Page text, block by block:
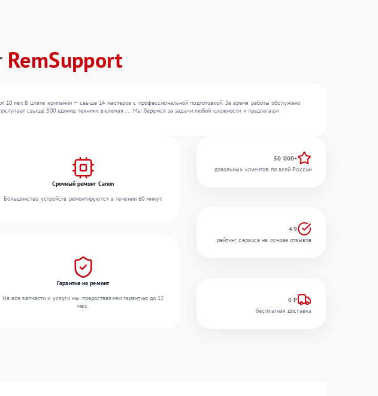
RemSupport
лет. В штате компании — свыше 14 мастеров с профессиональной подготовкой. За время работы обслужено
свыше 300 единиц техники, включая , , . Мы беремся за задачи любой сложности и предлагаем
Срочный ремонт Canon
Большинство устройств ремонтируются в течении 60 минут.
Гарантия на ремонт
На все запчасти и услуги мы предоставляем гарантию до 12
мес.
50 000+
довольных клиентов по всей России
4.9
рейтинг сервиса на основе отзывов
0 ₽
бесплатная доставка